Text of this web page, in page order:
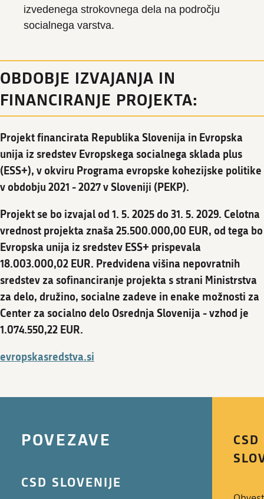
izvedenega strokovnega dela na področju
socialnega varstva.
OBDOBJE IZVAJANJA IN
FINANCIRANJE PROJEKTA:
Projekt financirata Republika Slovenija in Evropska
unija iz sredstev Evropskega socialnega sklada plus
(ESS+), v okviru Programa evropske kohezijske politike
v obdobju 2021 - 2027 v Sloveniji (PEKP).
Projekt se bo izvajal od 1. 5. 2025 do 31. 5. 2029. Celotna
vrednost projekta znaša 25.500.000,00 EUR, od tega bo
Evropska unija iz sredstev ESS+ prispevala
18.003.000,02 EUR. Predvidena višina nepovratnih
sredstev za sofinanciranje projekta s strani Ministrstva
za delo, družino, socialne zadeve in enake možnosti za
Center za socialno delo Osrednja Slovenija - vzhod je
1.074.550,22 EUR.
evropskasredstva.si
POVEZAVE
CSD SLOVENIJE
CSD